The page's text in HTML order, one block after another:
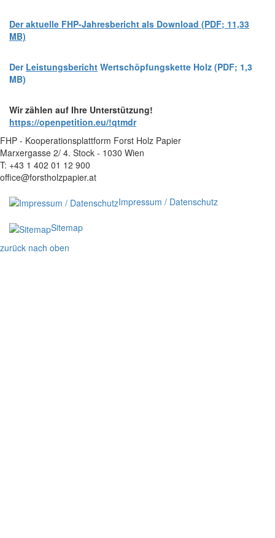
Der aktuelle FHP-Jahresbericht als Download (PDF; 11,33
MB)
Der Leistungsbericht Wertschöpfungskette Holz (PDF; 1,3
MB)
Wir zählen auf Ihre Unterstützung!
https://openpetition.eu/!qtmdr
FHP - Kooperationsplattform Forst Holz Papier
Marxergasse 2/ 4. Stock - 1030 Wien
T: +43 1 402 01 12 900
office@forstholzpapier.at
Impressum / Datenschutz
Sitemap
zurück nach oben